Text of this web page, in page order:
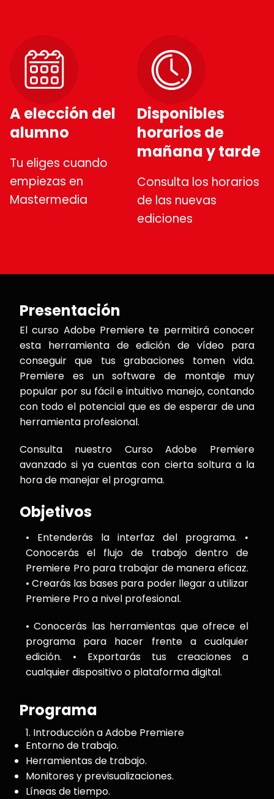
A elección del
alumno
Tu eliges cuando
empiezas en
Mastermedia
Disponibles
horarios de
mañana y tarde
Consulta los horarios
de las nuevas
ediciones
Presentación
El curso Adobe Premiere te permitirá conocer
esta herramienta de edición de vídeo para
conseguir que tus grabaciones tomen vida.
Premiere es un software de montaje muy
popular por su fácil e intuitivo manejo, contando
con todo el potencial que es de esperar de una
herramienta profesional.
Consulta nuestro Curso Adobe Premiere
avanzado si ya cuentas con cierta soltura a la
hora de manejar el programa.
Objetivos
• Entenderás la interfaz del programa. •
Conocerás el flujo de trabajo dentro de
Premiere Pro para trabajar de manera eficaz.
• Crearás las bases para poder llegar a utilizar
Premiere Pro a nivel profesional.
• Conocerás las herramientas que ofrece el
programa para hacer frente a cualquier
edición. • Exportarás tus creaciones a
cualquier dispositivo o plataforma digital.
Programa
1. Introducción a Adobe Premiere
Entorno de trabajo.
Herramientas de trabajo.
Monitores y previsualizaciones.
Líneas de tiempo.